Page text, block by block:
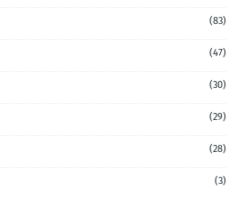
(83)
(47)
(30)
(29)
(28)
(3)